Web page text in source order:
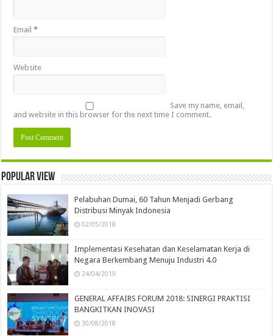
Email*
Website
Save my name, email,
and website in this browser for the next time I comment.
Popular view
Pelabuhan Dumai, 60 Tahun Menjadi Gerbang
Distribusi Minyak Indonesia
02/05/2018
Implementasi Kesehatan dan Keselamatan Kerja di
Negara Berkembang Menuju Industri 4.0
24/04/2019
GENERAL AFFAIRS FORUM 2018: SINERGI PRAKTISI
BANGKITKAN INOVASI
30/08/2018